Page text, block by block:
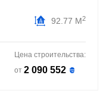
92.77 М2
Цена строительства:
от 2 090 552 ₴